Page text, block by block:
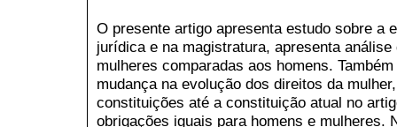
O presente artigo apresenta estudo sobre a
jurídica e na magistratura, apresenta
mulheres comparadas aos homens.
mudança na evolução dos direitos da
constituições até a constituição atual no
obrigações iguais para homens e mulheres.